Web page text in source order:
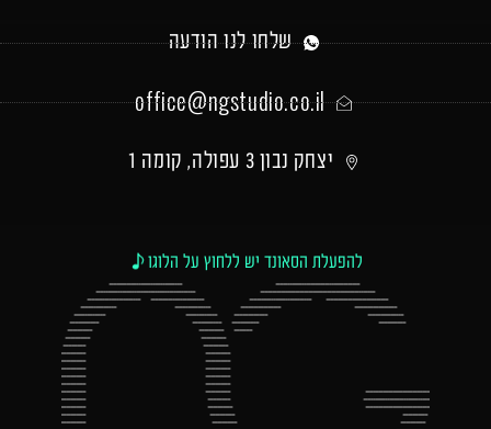
שלחו לנו הודעה
office@ngstudio.co.il
יצחק נבון 3 עפולה, קומה 1
להפעלת הסאונד יש ללחוץ על הלוגו